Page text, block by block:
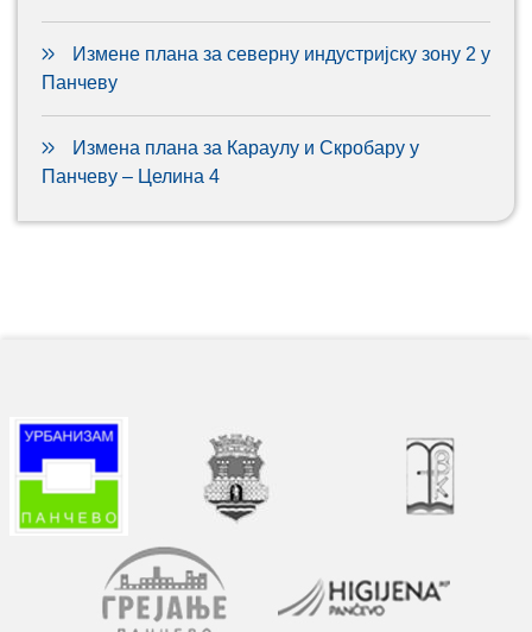
Измене плана за северну индустријску зону 2 у
Панчеву
Измена плана за Караулу и Скробару у
Панчеву – Целина 4